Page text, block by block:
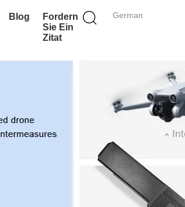
German
Blog
Fordern
Sie Ein
Zitat